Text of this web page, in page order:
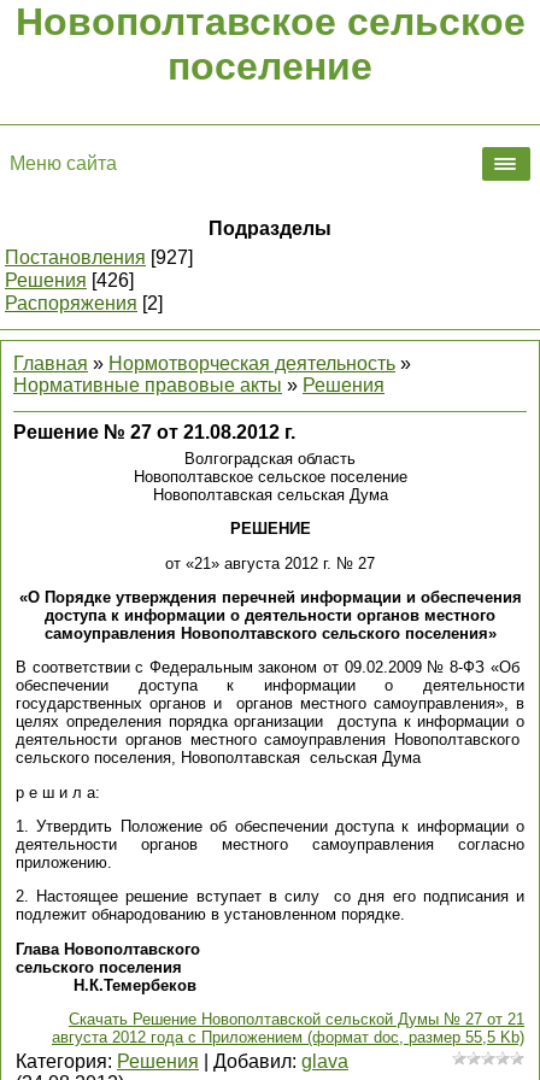
Новополтавское сельское
поселение
Меню сайта
Подразделы
Постановления [927]
Решения [426]
Распоряжения [2]
Главная » Нормотворческая деятельность »
Нормативные правовые акты » Решения
Решение № 27 от 21.08.2012 г.
Волгоградская область
Новополтавское сельское поселение
Новополтавская сельская Дума
РЕШЕНИЕ
от «21» августа 2012 г. № 27
«О Порядке утверждения перечней информации и обеспечения
доступа к информации о деятельности органов местного
самоуправления Новополтавского сельского поселения»
В соответствии с Федеральным законом от 09.02.2009 № 8-ФЗ «Об
обеспечении доступа к информации о деятельности
государственных органов и органов местного самоуправления», в
целях определения порядка организации доступа к информации о
деятельности органов местного самоуправления Новополтавского
сельского поселения, Новополтавская сельская Дума
р е ш и л а:
1. Утвердить Положение об обеспечении доступа к информации о
деятельности органов местного самоуправления согласно
приложению.
2. Настоящее решение вступает в силу со дня его подписания и
подлежит обнародованию в установленном порядке.
Глава Новополтавского
сельского поселения
Н.К.Темербеков
Скачать Решение Новополтавской сельской Думы № 27 от 21
августа 2012 года с Приложением (формат doc, размер 55,5 Kb)
Категория: Решения Добавил: glava